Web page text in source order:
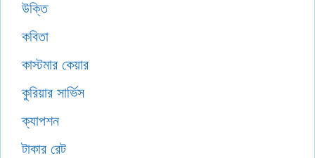
উক্তি
কবিতা
কাস্টমার কেয়ার
কুরিয়ার সার্ভিস
ক্যাপশন
টাকার রেট